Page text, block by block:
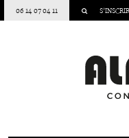
06 14 07 04 11